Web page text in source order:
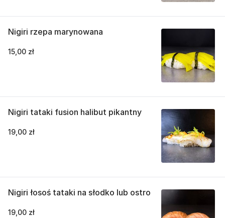
Nigiri rzepa marynowana
15,00 zł
Nigiri tataki fusion halibut pikantny
19,00 zł
Nigiri łosoś tataki na słodko lub ostro
19,00 zł